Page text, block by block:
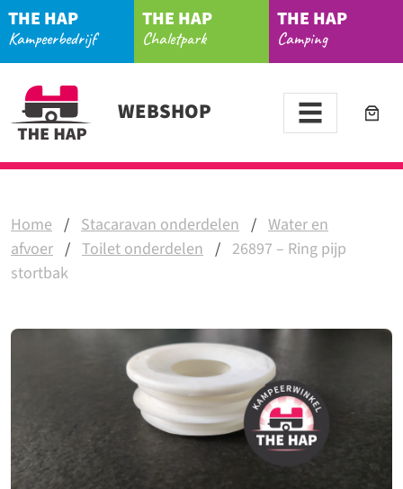
THE HAP
Kampeerbedrijf
THE HAP
Chaletpark
THE HAP
Camping
WEBSHOP
Home / Stacaravan onderdelen / Water en
afvoer / Toilet onderdelen / 26897 – Ring pijp
stortbak